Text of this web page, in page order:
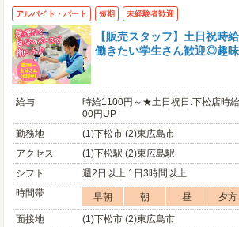
アルバイト・パート 短期 未経験者歓迎
【販売スタッフ】土日祝時
働きたい学生さん歓迎◎趣
給与
時給1100円～★土日祝日:下松店時
00円UP
勤務地
(1)下松市 (2)東広島市
アクセス
(1)下松駅 (2)東広島駅
シフト
週2日以上 1日3時間以上
時間帯
早朝 朝 昼 夕方
面接地
(1)下松市 (2)東広島市